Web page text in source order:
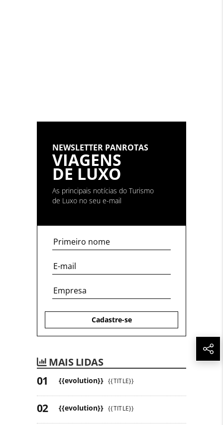
NEWSLETTER PANROTAS
VIAGENS
DE LUXO
As principais notícias do Turismo
de Luxo no seu e-mail
Cadastre-se
MAIS LIDAS
{{evolution}} {{TITLE}}
{{evolution}} {{TITLE}}